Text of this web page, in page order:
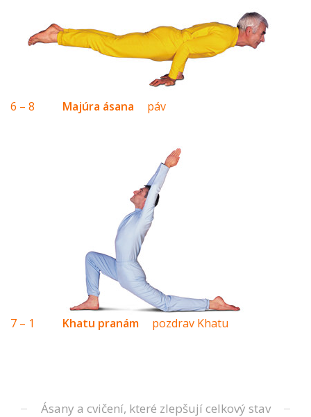
6 – 8 Majúra ásana páv
7 – 1 Khatu pranám pozdrav Khatu
Ásany a cvičení, které zlepšují celkový stav